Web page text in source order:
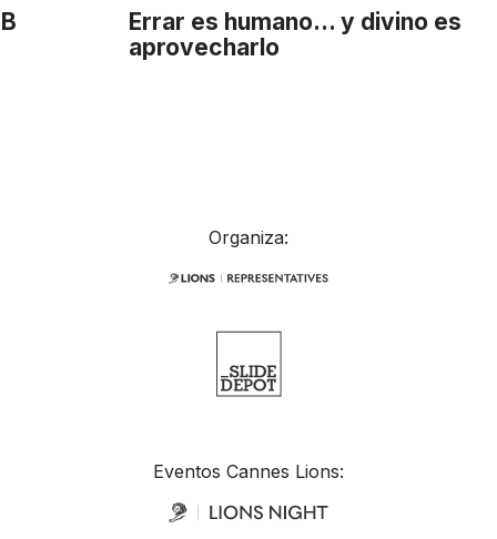
Errar es humano… y divino es
aprovecharlo
Organiza:
Eventos Cannes Lions: